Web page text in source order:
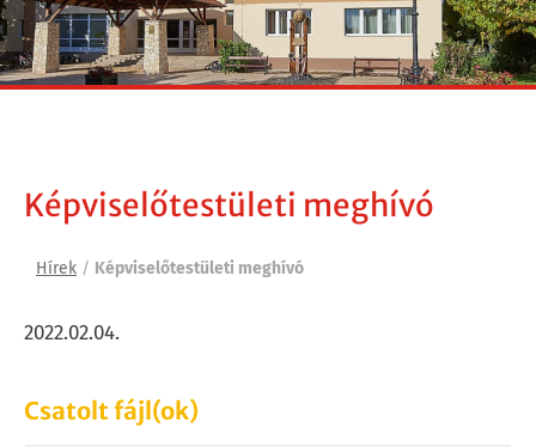
Képviselőtestületi meghívó
Hírek / Képviselőtestületi meghívó
2022.02.04.
Csatolt fájl(ok)